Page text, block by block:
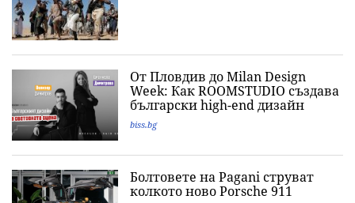
От Пловдив до Milan Design
Week: Как ROOMSTUDIO създава
български high-end дизайн
biss.bg
Болтовете на Pagani струват
колкото ново Porsche 911